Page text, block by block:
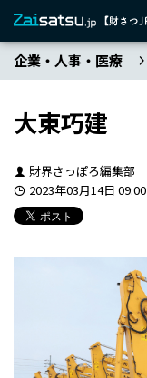
企業・人事・医療
大東巧建
財界さっぽろ編集部
2023年03月14日 09:00